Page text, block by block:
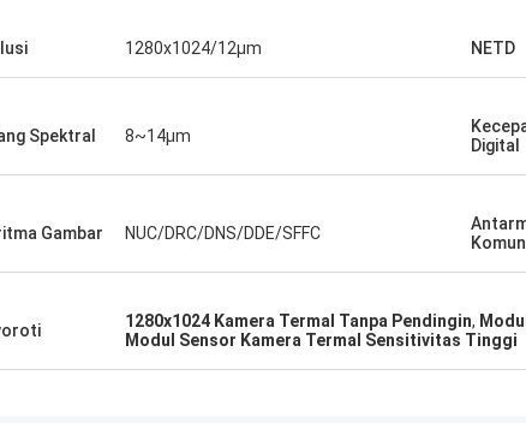
1280x1024/12μm NETD
Spektral 8~14μm
Digital
Gambar NUC/DRC/DNS/DDE/SFFC
1280x1024 Kamera Termal Tanpa Pendingin,
Modul Sensor Kamera Termal Sensitivitas Tinggi